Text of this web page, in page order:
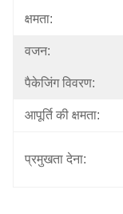
क्षमता:
वजन:
पैकेजिंग विवरण:
आपूर्ति की क्षमता:
प्रमुखता देना: